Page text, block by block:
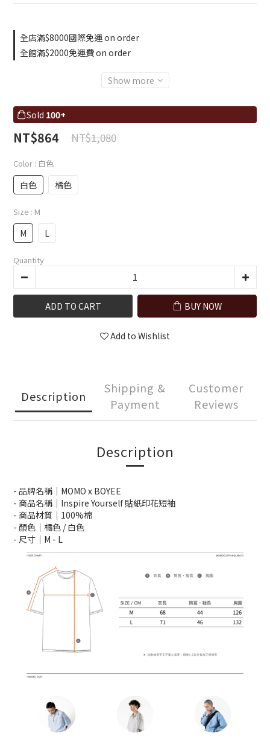
全店滿$8000國際免運 on order
全館滿$2000免運費 on order
Show more
Sold 100+
NT$864 NT$1,080
Color : 白色
白色 橘色
Size : M
M L
Quantity
ADD TO CART BUY NOW
Add to Wishlist
Description
Shipping &
Payment
Customer
Reviews
Description
- 品牌名稱｜MOMO x BOYEE
- 商品名稱｜Inspire Yourself 貼紙印花短袖
- 商品材質｜100%棉
- 顏色｜橘色 / 白色
- 尺寸｜M - L